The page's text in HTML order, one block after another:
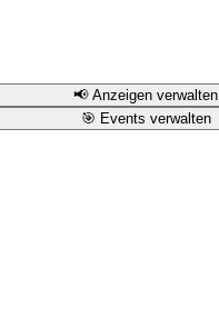
📢 Anzeigen verwalten
🎯 Events verwalten